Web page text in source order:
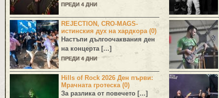
ПРЕДИ 4 ДНИ
REJECTION, CRO-MAGS-
истинския дух на хардкора (0)
Настъпи дългоочаквания ден
на концерта […]
ПРЕДИ 4 ДНИ
Hills of Rock 2026 Ден първи:
Мрачната гротеска (0)
За разлика от повечето […]